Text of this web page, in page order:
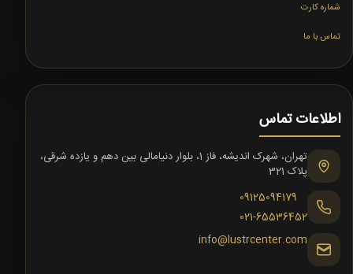
شماره کارت
تماس با ما
اطلاعات تماس
تهران، شهرک اندیشه، فاز 1، بلوار دنیامالی بین دهم و یازده شرقی،
پلاک 321
09125094179
021-65536452
info@lustrcenter.com